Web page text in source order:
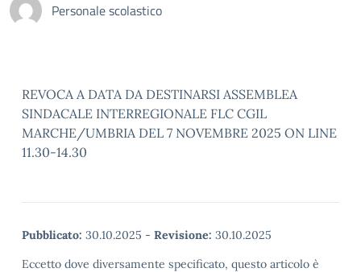
Personale scolastico
REVOCA A DATA DA DESTINARSI ASSEMBLEA
SINDACALE INTERREGIONALE FLC CGIL
MARCHE/UMBRIA DEL 7 NOVEMBRE 2025 ON LINE
11.30-14.30
Pubblicato: 30.10.2025 - Revisione: 30.10.2025
Eccetto dove diversamente specificato, questo articolo è